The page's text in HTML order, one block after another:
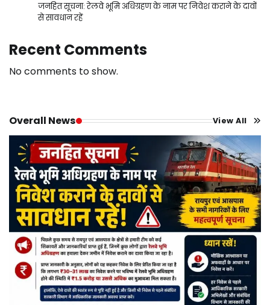
जनहित सूचना: रेलवे भूमि अधिग्रहण के नाम पर निवेश कराने के दावों
से सावधान रहें
Recent Comments
No comments to show.
Overall News View All